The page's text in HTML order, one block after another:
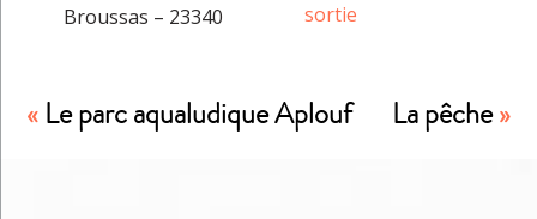
Broussas – 23340
sortie
« Le parc aqualudique Aplouf La pêche»